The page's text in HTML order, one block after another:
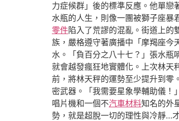
力症候群」後的標準反應。他單戀
水瓶的人生，則像一團被獅子座暴
零件陷入了荒謬的混亂。街道上的
族，嚴格遵守著廣播中「摩羯座今
水。「負百分之八十七？」張水瓶
就會越發瘋狂地實體化。上次林天
前，將林天秤的運勢至少提升到零
密武器。「我需要星象學輔助儀！
唱片機和一個不汽車材料知名的外
勢，就是超脫一切的理性與冷靜…